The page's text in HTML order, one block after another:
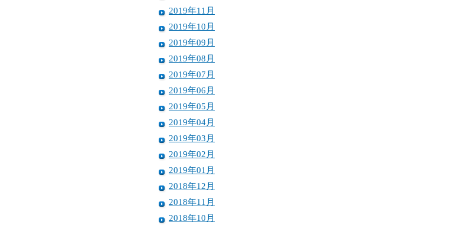
2019年11月
2019年10月
2019年09月
2019年08月
2019年07月
2019年06月
2019年05月
2019年04月
2019年03月
2019年02月
2019年01月
2018年12月
2018年11月
2018年10月